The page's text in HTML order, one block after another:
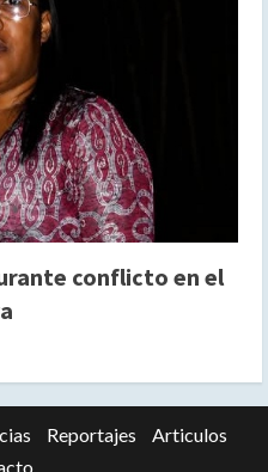
conflicto en el
Reportajes
Articulos